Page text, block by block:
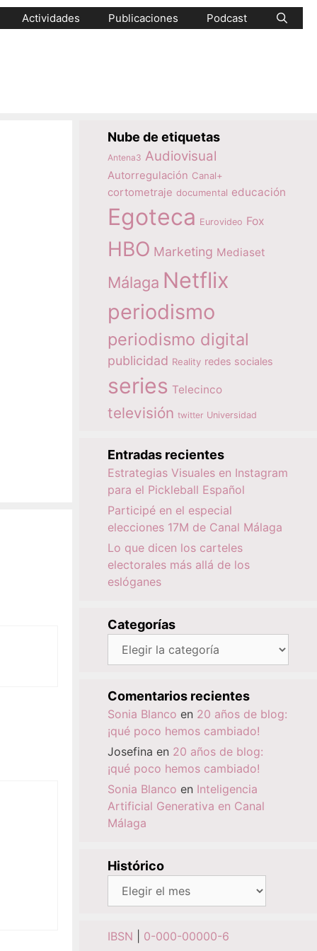
Actividades Publicaciones Podcast
Nube de etiquetas
Antena3 Audiovisual
Autorregulación Canal+
cortometraje documental educación
Egoteca Eurovideo Fox
HBO Marketing Mediaset
Málaga Netflix
periodismo
periodismo digital
publicidad Reality redes sociales
series Telecinco
televisión twitter Universidad
Entradas recientes
Estrategias Visuales en Instagram
para el Pickleball Español
Participé en el especial
elecciones 17M de Canal Málaga
Lo que dicen los carteles
electorales más allá de los
eslóganes
Categorías
Categorías
Comentarios recientes
Sonia Blanco en 20 años de blog:
¡qué poco hemos cambiado!
Josefina en 20 años de blog:
¡qué poco hemos cambiado!
Sonia Blanco en Inteligencia
Artificial Generativa en Canal
Málaga
Histórico
Histórico
IBSN 0-000-00000-6